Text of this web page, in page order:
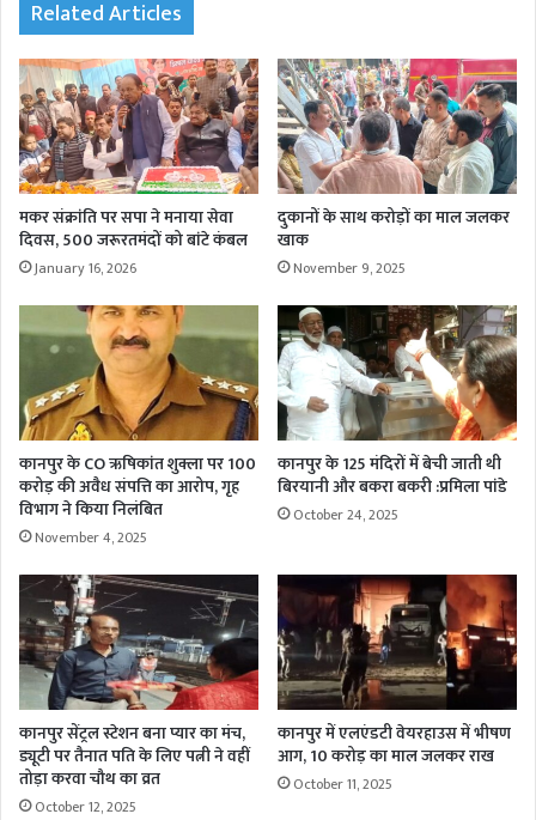
Related Articles
मकर संक्रांति पर सपा ने मनाया सेवा
दिवस, 500 जरूरतमंदों को बांटे कंबल
January 16, 2026
दुकानों के साथ करोड़ों का माल जलकर
खाक
November 9, 2025
कानपुर के CO ऋषिकांत शुक्ला पर 100
करोड़ की अवैध संपत्ति का आरोप, गृह
विभाग ने किया निलंबित
November 4, 2025
कानपुर के 125 मंदिरों में बेची जाती थी
बिरयानी और बकरा बकरी :प्रमिला पांडे
October 24, 2025
कानपुर सेंट्रल स्टेशन बना प्यार का मंच,
ड्यूटी पर तैनात पति के लिए पत्नी ने वहीं
तोड़ा करवा चौथ का व्रत
October 12, 2025
कानपुर में एलएंडटी वेयरहाउस में भीषण
आग, 10 करोड़ का माल जलकर राख
October 11, 2025